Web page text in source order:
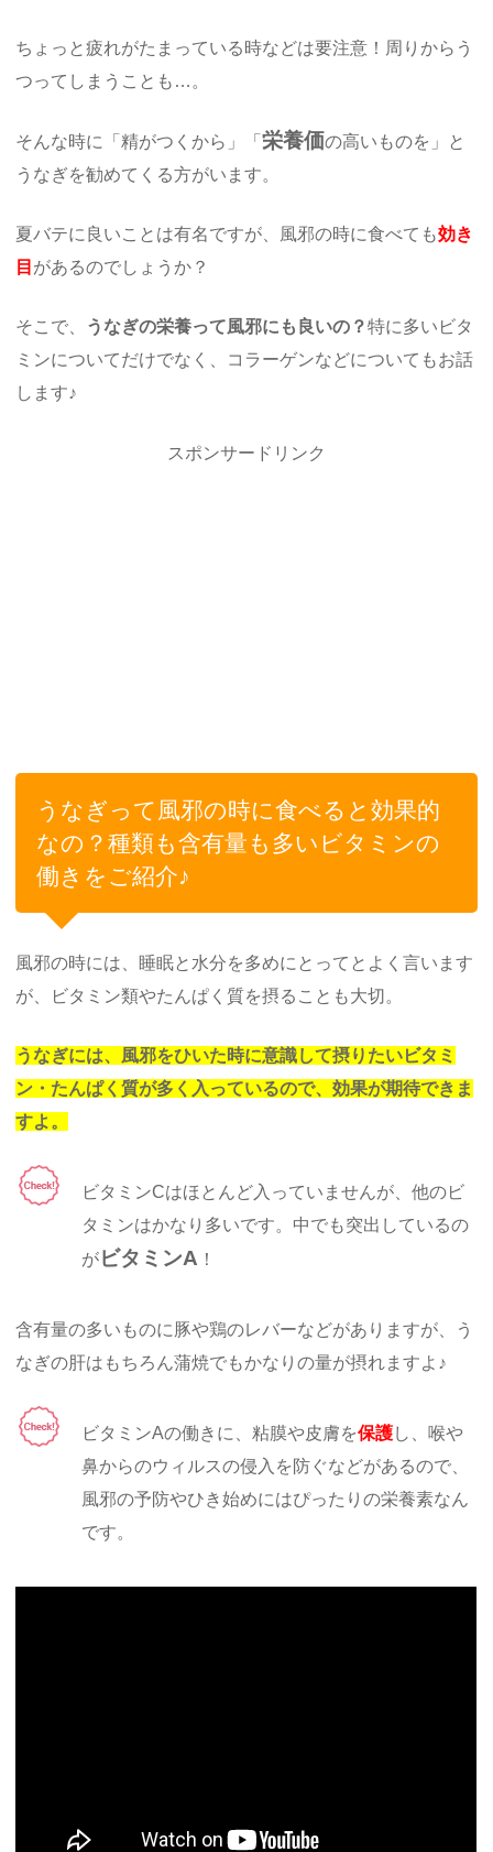
ちょっと疲れがたまっている時などは要注意！周りからう
つってしまうことも…。
そんな時に「精がつくから」「栄養価の高いものを」と
うなぎを勧めてくる方がいます。
夏バテに良いことは有名ですが、風邪の時に食べても効き
目 があるのでしょうか？
そこで、 うなぎの栄養って風邪にも良いの？特に多いビタ
ミンについてだけでなく、コラーゲンなどについてもお話
します♪
スポンサードリンク
うなぎって風邪の時に食べると効果的
なの？種類も含有量も多いビタミンの
働きをご紹介♪
風邪の時には、睡眠と水分を多めにとってとよく言います
が、ビタミン類やたんぱく質を摂ることも大切。
うなぎには、風邪をひいた時に意識して摂りたいビタミ
ン・たんぱく質が多く入っているので、効果が期待できま
すよ。
ビタミンCはほとんど入っていませんが、他のビ
タミンはかなり多いです。中でも突出しているの
がビタミンA ！
含有量の多いものに豚や鶏のレバーなどがありますが、う
なぎの肝はもちろん蒲焼でもかなりの量が摂れますよ♪
ビタミンAの働きに、粘膜や皮膚を保護し、喉や
鼻からのウィルスの侵入を防ぐなどがあるので、
風邪の予防やひき始めにはぴったりの栄養素なん
です。